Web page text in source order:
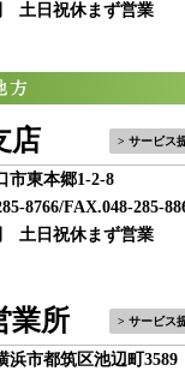
土日祝休まず営業
店 > サービス
市東本郷1-2-8
8766/FAX.048-285-
土日祝休まず営業
業所 > サービス
浜市都筑区池辺町3589